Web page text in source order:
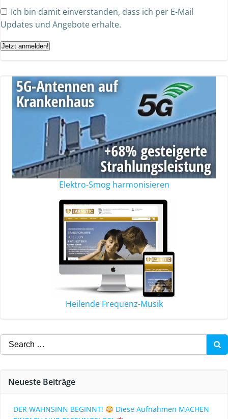
Ich bin damit einverstanden, dass ich per E-Mail
Updates und Angebote erhalte.
Jetzt anmelden!
Elektro-Smog harmonisieren
Heilende Frequenz-Musik
Neueste Beiträge
DER WAHNSINN BEGINNT!
Diese Aufnahmen MACHEN